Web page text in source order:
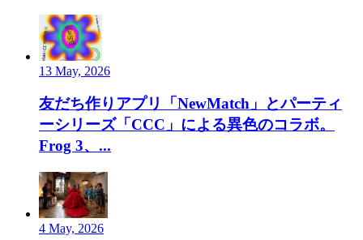
13 May, 2026
友だち作りアプリ「NewMatch」とパーティ
ーシリーズ「CCC」による異色のコラボ。
Frog 3、...
4 May, 2026